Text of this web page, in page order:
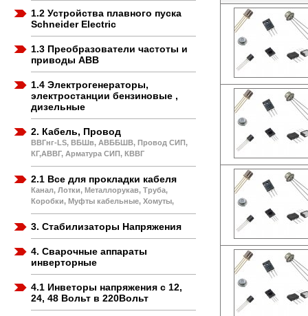
1.2 Устройства плавного пуска
Schneider Electric
1.3 Преобразователи частоты и
приводы ABB
1.4 Электрогенераторы,
электростанции бензиновые ,
дизельные
2. Кабель, Провод
ВВГнг-LS, ВБШв, АВББШВ, Провод СИП,
КГ,АВВГ, Арматура СИП, КВВГ
2.1 Все для прокладки кабеля
Канал, Лотки, Металлорукав, Труба,
Коробки, Муфты кабельные, Хомуты,
3. Стабилизаторы Напряжения
4. Сварочные аппараты
инверторные
4.1 Инветоры напряжения с 12,
24, 48 Вольт в 220Вольт